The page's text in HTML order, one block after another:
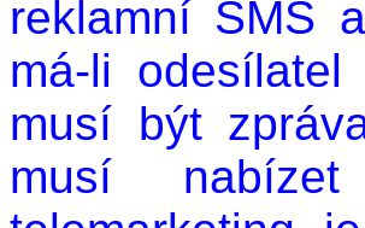
reklamní SMS
má-li
musí být
musí